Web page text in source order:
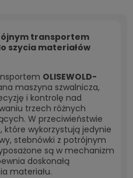
transportem
szycia materiałów
OLISEWOLD-
maszyna szwalnicza,
i kontrolę nad
trzech różnych
W przeciwieństwie
wykorzystują jedynie
stebnówki z potrójnym
są w mechanizm
doskonałą
materiału.